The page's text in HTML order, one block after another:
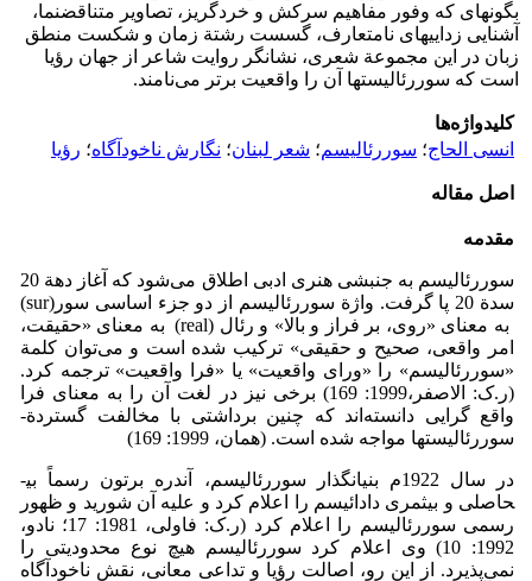
بگونه­ای که وفور مفاهیم سرکش و خردگریز، تصاویر متناقض­نما،
آشنایی زدایی­های نامتعارف، گسست رشتة زمان و شکست منطق
زبان در این مجموعة شعری، نشانگر روایت شاعر از جهان رؤیا
است که سوررئالیست­ها آن را واقعیت برتر می‌نامند.
کلیدواژه‌ها
انسی الحاج؛ سوررئالیسم؛ شعر لبنان؛ نگارش ناخودآگاه؛ رؤیا
اصل مقاله
مقدمه
سوررئالیسم به جنبشی هنری ادبی اطلاق می‌شود که آغاز دهة 20
سدة 20 پا گرفت. واژة سوررئالیسم از دو جزء اساسی سور(sur)
به معنای «روی، بر فراز و بالا» و رئال (real) به معنای «حقیقت،
امر واقعی، صحیح و حقیقی» ترکیب شده است و می‌توان کلمة
«سوررئالیسم» را «ورای واقعیت» یا «فرا واقعیت» ترجمه کرد.
(ر.ک: الاصفر،1999: 169) برخی نیز در لغت آن را به معنای فرا
واقع گرایی دانسته‌اند که چنین برداشتی با مخالفت گستردة­
سوررئالیست­ها مواجه شده است. (همان، 1999: 169)
در سال 1922م بنیانگذار سوررئالیسم، آندره برتون رسماً بی­
حاصلی و بی­ثمری دادائیسم را اعلام کرد و علیه آن شورید و ظهور
رسمی سوررئالیسم را اعلام کرد (ر.ک: فاولی، 1981: 17؛ نادو،
1992: 10) وی اعلام کرد سوررئالیسم هیچ نوع محدودیتی را
نمی‌پذیرد. از این رو، اصالت رؤیا و تداعی معانی، نقش ناخودآگاه